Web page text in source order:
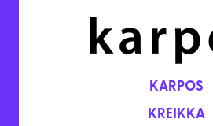
KARPOS
KREIKKA